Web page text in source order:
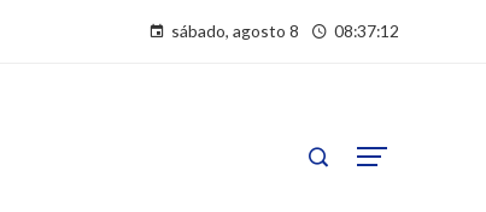
sábado, agosto 8 08:37:13